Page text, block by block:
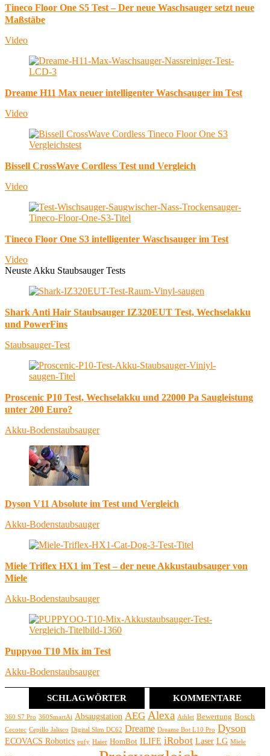
Tineco Floor One S5 Test – Der neue Waschsauger setzt neue
Maßstäbe
Video
Dreame H11 Max neuer intelligenter Waschsauger im Test
Video
Bissell CrossWave Cordless Test und Vergleich
Video
Tineco Floor One S3 intelligenter Waschsauger im Test
Video
Neuste Akku Staubsauger Tests
Shark Anti Hair Staubsauger IZ320EUT Test, Wechselakku
und PowerFins
Staubsauger-Test
Proscenic P10 Test, Wechselakku und 22000 Pa Saugleistung
unter 200 Euro?
Akku-Bodenstaubsauger
Dyson V11 Absolute im Test und Vergleich
Akku-Bodenstaubsauger
Miele Triflex HX1 im Test – der neue Akkustaubsauger von
Miele
Akku-Bodenstaubsauger
Puppyoo T10 Mix im Test
Akku-Bodenstaubsauger
SCHLAGWÖRTER KOMMENTARE
360 S7 Pro 360SmartAi Absaugstation AEG Alexa Athlet Bewertung Bosch
Cecotec Cepillo Jalisco Digital Slim DC62 Dreame Dreame Bot L10 Pro Dyson
ECOVACS Robotics eufy Haier HomBot ILIFE iRobot Laser LG Miele